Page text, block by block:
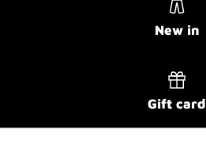
New in
Gift card